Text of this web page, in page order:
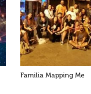
Familia Mapping Me